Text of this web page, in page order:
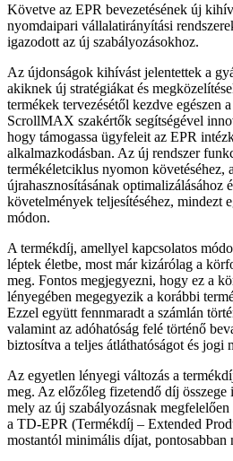
Követve az EPR bevezetésének új
nyomdaipari vállalatirányítási
igazodott az új szabályozásokhoz.
Az újdonságok kihívást jelentettek a
akiknek új stratégiákat és
termékek tervezésétől kezdve egészen
ScrollMAX szakértők segítségével
hogy támogassa ügyfeleit az EPR
alkalmazkodásban. Az új rendszer
termékéletciklus nyomon követéséhez,
újrahasznosításának optimalizálásához
követelmények teljesítéséhez, mindezt
módon.
A termékdíj, amellyel kapcsolatos
léptek életbe, most már kizárólag a
meg. Fontos megje­gyezni, hogy ez a
lénye­gében megegyezik a korábbi
Ezzel együtt fennmaradt a számlán
valamint az adóhatóság felé történő
bizto­sítva a teljes átláthatóságot és jogi
Az egyetlen lényegi változás a
meg. Az előzőleg fizetendő díj
mely az új szabályozásnak
a TD-EPR (Termékdíj – Extended
mostantól minimális díjat,